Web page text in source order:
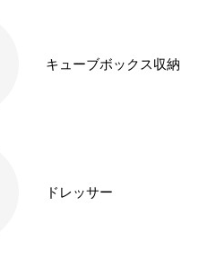
キューブボックス収納
ドレッサー